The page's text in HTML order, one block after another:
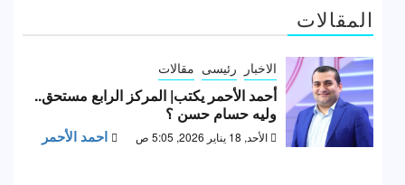
المقالات
الاخبار رئيسى مقالات
أحمد الأحمر يكتب| المركز الرابع مستحق..
وليه حسام حسن ؟
الأحد, 18 يناير 2026, 5:05 ص احمد الأحمر